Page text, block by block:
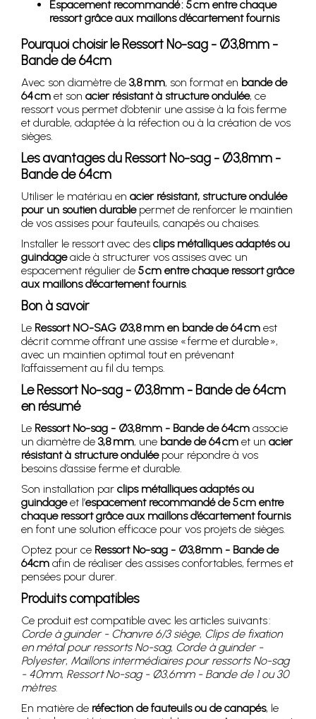
Espacement recommandé : 5 cm entre chaque
ressort grâce aux maillons d’écartement fournis
Pourquoi choisir le Ressort No-sag - Ø3,8mm -
Bande de 64cm
Avec son diamètre de 3,8 mm, son format en bande de
64 cm et son acier résistant à structure ondulée, ce
ressort vous permet d’obtenir une assise à la fois ferme
et durable, adaptée à la réfection ou à la création de vos
sièges.
Les avantages du Ressort No-sag - Ø3,8mm -
Bande de 64cm
Utiliser le matériau en acier résistant, structure ondulée
pour un soutien durablepermet de renforcer le maintien
de vos assises pour fauteuils, canapés ou chaises.
Installer le ressort avec des clips métalliques adaptés ou
guindageaide à structurer vos assises avec un
espacement régulier de 5 cm entre chaque ressort grâce
aux maillons d’écartement fournis.
Bon à savoir
Le Ressort NO-SAG Ø3,8 mm en bande de 64 cm est
décrit comme offrant une assise « ferme et durable »,
avec un maintien optimal tout en prévenant
l’affaissement au fil du temps.
Le Ressort No-sag - Ø3,8mm - Bande de 64cm
en résumé
Le Ressort No-sag - Ø3,8mm - Bande de 64cm associe
un diamètre de 3,8 mm, une bande de 64 cm et un acier
résistant à structure onduléepour répondre à vos
besoins d’assise ferme et durable.
Son installation par clips métalliques adaptés ou
guindageet l’espacement recommandé de 5 cm entre
chaque ressort grâce aux maillons d’écartement fournis
en font une solution efficace pour vos projets de sièges.
Optez pour ce Ressort No-sag - Ø3,8mm - Bande de
64cm afin de réaliser des assises confortables, fermes et
pensées pour durer.
Produits compatibles
Ce produit est compatible avec les articles suivants :
Corde à guinder - Chanvre 6/3 siège, Clips de fixation
en métal pour ressorts No-sag, Corde à guinder -
Polyester, Maillons intermédiaires pour ressorts No-sag
- 40mm, Ressort No-sag - Ø3,6mm - Bande de 1 ou 30
mètres.
En matière de réfection de fauteuils ou de canapés, le